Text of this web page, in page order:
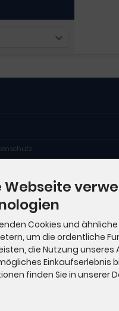
Webseite
Cookies und
um die ordentliche
die Nutzung unseres
Einkaufserlebnis
finden Sie in unserer